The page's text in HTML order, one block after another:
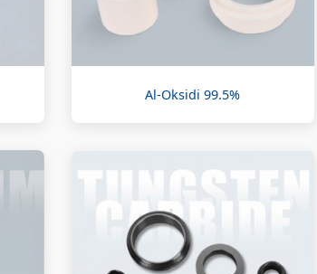
Al-Oksidi 99.5%